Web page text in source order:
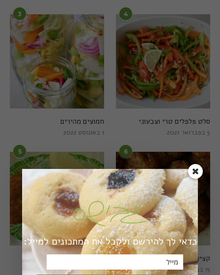
3
חמוצים מהירים
1 באוגוסט 2022
4
סלט פלפלים טרי וצבעוני
5 בפברואר 2021
5
קציצות כרישה טבעוניות
מושלמות
6
קציצות כרישה מושלמות
15 במרץ 2018
כדאי לך להירשם ולקבל את המתכונים למייל: